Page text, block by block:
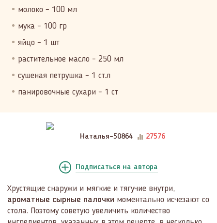
молоко – 100 мл
мука – 100 гр
яйцо – 1 шт
растительное масло – 250 мл
сушеная петрушка – 1 ст.л
панировочные сухари – 1 ст
Наталья-50864 27576
Подписаться на автора
Хрустящие снаружи и мягкие и тягучие внутри,
ароматные сырные палочки моментально исчезают со
стола. Поэтому советую увеличить количество